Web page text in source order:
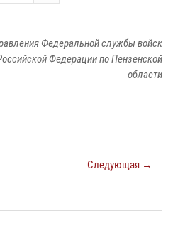
Федеральной службы войск
Федерации по Пензенской
области
Следующая →